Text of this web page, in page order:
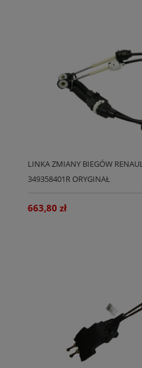
LINKA ZMIANY BIEGÓW
349358401R ORYGINAŁ
663,80 zł